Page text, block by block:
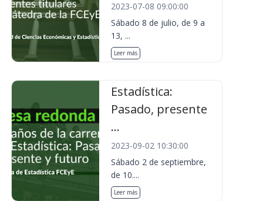
2023-07-08 09:00:00
Sábado 8 de julio, de 9 a
13, ...
Leer más
Estadística:
Pasado, presente
...
2023-09-02 10:30:00
Sábado 2 de septiembre,
de 10....
Leer más